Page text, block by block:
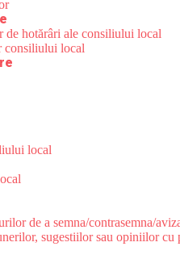
de hotărâri ale consiliului local
consiliului local
local
de a semna/contrasemna/
sugestiilor sau opiniilor